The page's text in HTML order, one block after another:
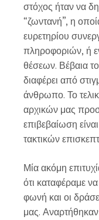
στόχος ήταν να
“ζωντανή”, η
ευρετηρίου
πληροφοριών, ή
θέσεων. Βέβαια το
διαφέρει από
άνθρωπο. Το
αρχικών μας
επιβεβαίωση
τακτικών
Μία ακόμη
ότι καταφέραμε
φωνή και οι
μας. Αναρτήθηκαν